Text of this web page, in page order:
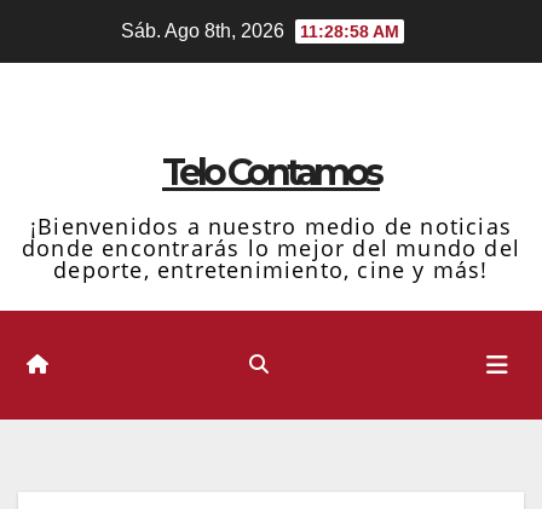
Sáb. Ago 8th, 2026 11:28:58 AM
Telo Contamos
¡Bienvenidos a nuestro medio de noticias
donde encontrarás lo mejor del mundo del
deporte, entretenimiento, cine y más!